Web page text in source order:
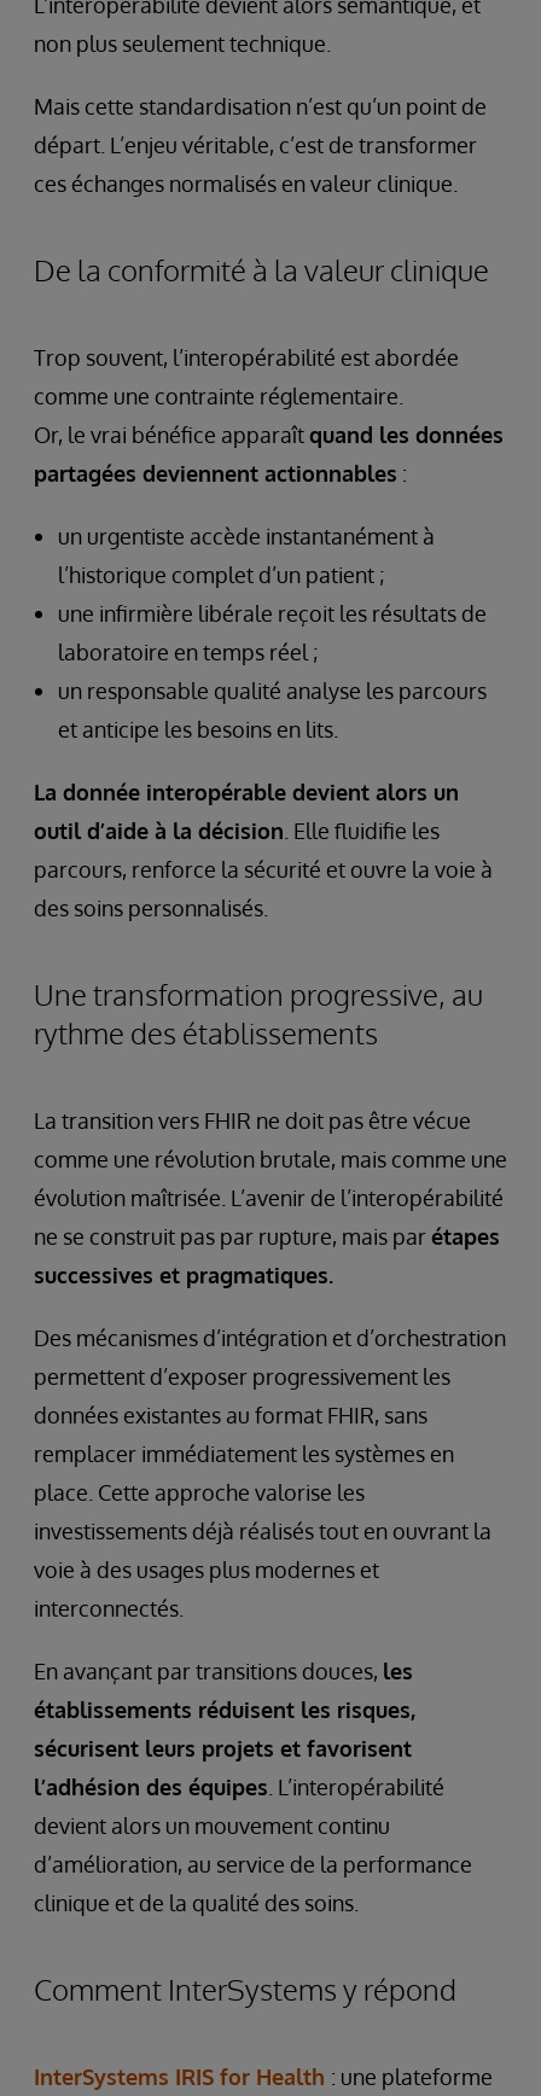
non plus seulement technique.
Mais cette standardisation n’est qu’un point de
départ. L’enjeu véritable, c’est de transformer
ces échanges normalisés en valeur clinique.
De la conformité à la valeur clinique
Trop souvent, l’interopérabilité est abordée
comme une contrainte réglementaire.
Or, le vrai bénéfice apparaîtquand les données
partagées deviennent actionnables :
un urgentiste accède instantanément à
l’historique complet d’un patient ;
une infirmière libérale reçoit les résultats de
laboratoire en temps réel ;
un responsable qualité analyse les parcours
et anticipe les besoins en lits.
La donnée interopérable devient alors un
outil d’aide à la décision . Elle fluidifie les
parcours, renforce la sécurité et ouvre la voie à
des soins personnalisés.
Une transformation progressive, au
rythme des établissements
La transition vers FHIR ne doit pas être vécue
comme une révolution brutale, mais comme une
évolution maîtrisée. L’avenir de l’interopérabilité
ne se construit pas par rupture, mais parétapes
successives et pragmatiques.
Des mécanismes d’intégration et d’orchestration
permettent d’exposer progressivement les
données existantes au format FHIR, sans
remplacer immédiatement les systèmes en
place. Cette approche valorise les
investissements déjà réalisés tout en ouvrant la
voie à des usages plus modernes et
interconnectés.
En avançant par transitions douces, les
établissements réduisent les risques,
sécurisent leurs projets et favorisent
l’adhésion des équipes . L’interopérabilité
devient alors un mouvement continu
d’amélioration, au service de la performance
clinique et de la qualité des soins.
Comment InterSystems y répond
InterSystems IRIS for Health : une plateforme